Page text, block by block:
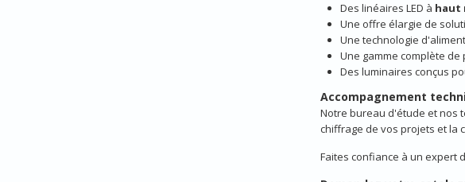
Des linéaires LED à haut
Une offre élargie de
Une technologie
Une gamme complète
Des luminaires conçus
Accompagnement
Notre bureau d'étude et nos
chiffrage de vos projets et la
Faites confiance à un expert